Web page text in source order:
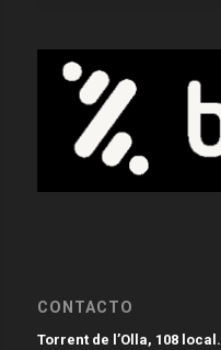
CONTACTO
Torrent de l’Olla, 108 local.